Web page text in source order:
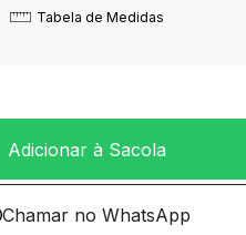
Tabela de Medidas
Adicionar à Sacola